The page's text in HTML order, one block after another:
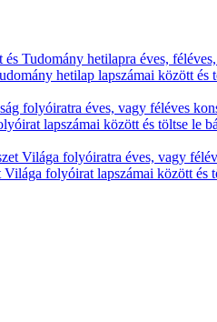
Tudomány hetilapra éves,
hetilap lapszámai között
folyóiratra éves, vagy féléves
lapszámai között és töltse le
Világa folyóiratra éves, vagy
Világa folyóirat lapszámai között